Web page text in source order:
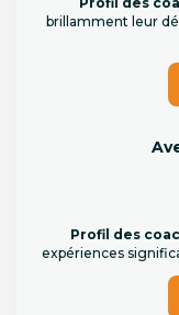
brillamment leur
Profil des
expériences